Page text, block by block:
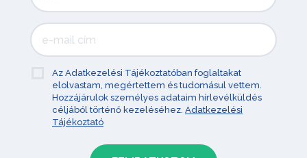
Az Adatkezelési Tájékoztatóban foglaltakat
elolvastam, megértettem és tudomásul vettem.
Hozzájárulok személyes adataim hírlevélküldés
céljából történő kezeléséhez. Adatkezelési
Tájékoztató